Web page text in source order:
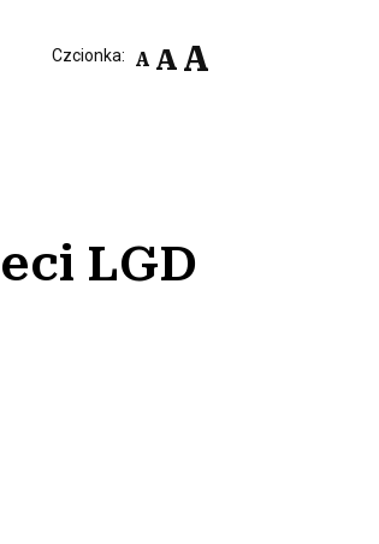
Czcionka: A A A
LGD